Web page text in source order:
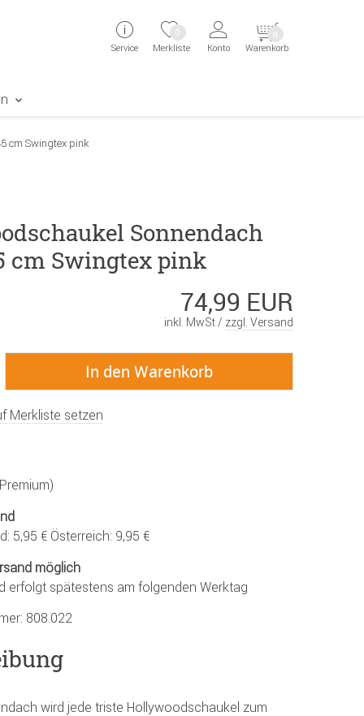
Service Merkliste
0
Konto Warenkorb
0
cm Swingtex pink
Sonnendach
cm Swingtex pink
74,99 EUR
inkl. MwSt / zzgl. Versand
Merkliste setzen
5,95 € Österreich: 9,95 €
möglich
erfolgt spätestens am folgenden Werktag
808.022
wird jede triste Hollywoodschaukel zum